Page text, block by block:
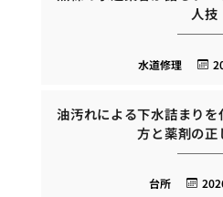
人技
水道修理
油汚れによる下水詰まり
方と薬剤の正
台所